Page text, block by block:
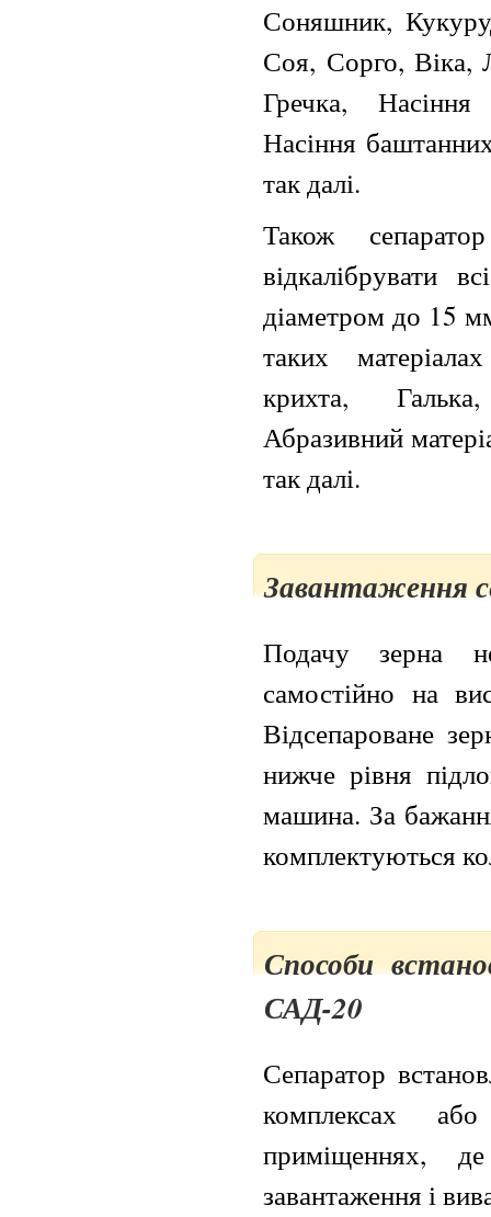
Соняшник,
Соя, Сорго,
Гречка,
Насіння
так далі.
Також
відкалібрувати
діаметром до 15
таких
крихта,
Абразивний
так далі.
Завантаження
Подачу зерна
самостійно на
Відсепароване
нижче рівня
машина. За
комплектуються
Способи
САД-20
Сепаратор
комплексах
приміщеннях,
завантаження і